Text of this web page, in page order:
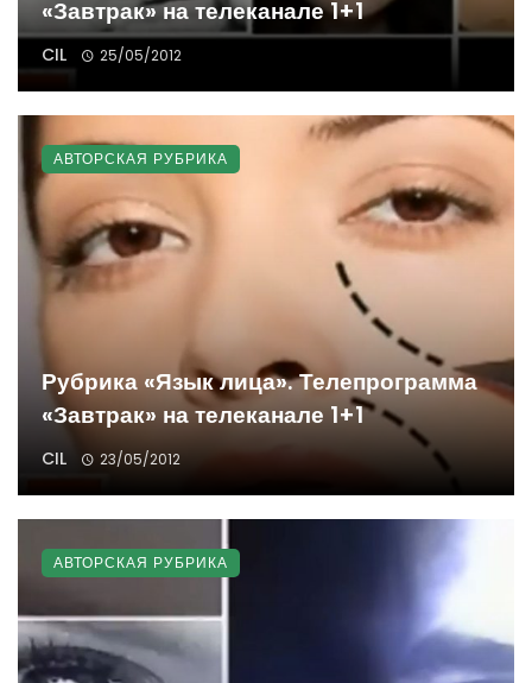
«Завтрак» на телеканале 1+1
CIL 25/05/2012
Рубрика «Язык лица». Телепрограмма
«Завтрак» на телеканале 1+1
CIL 23/05/2012
АВТОРСКАЯ РУБРИКА
АВТОРСКАЯ РУБРИКА